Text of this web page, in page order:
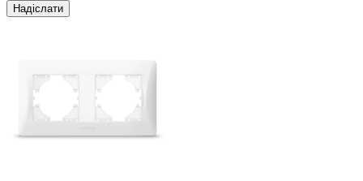
Надіслати